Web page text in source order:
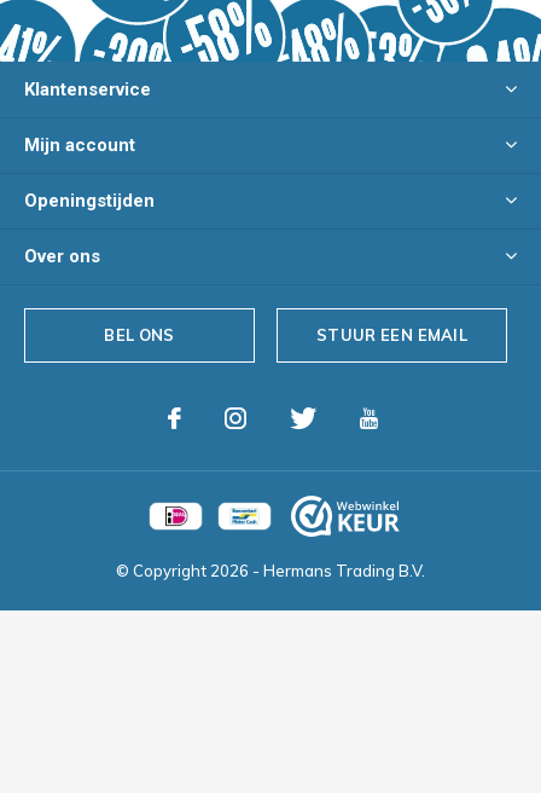
Klantenservice
Mijn account
Openingstijden
Over ons
BEL ONS STUUR EEN EMAIL
© Copyright 2026 - Hermans Trading B.V.